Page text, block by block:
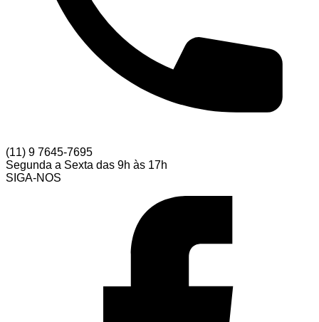
(11) 9 7645-7695
Segunda a Sexta das 9h às 17h
SIGA-NOS